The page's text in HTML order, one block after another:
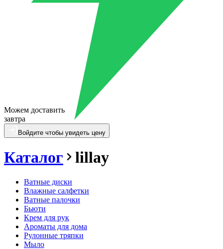
Можем доставить
завтра
Войдите чтобы увидеть цену
Каталог lillay
Ватные диски
Влажные салфетки
Ватные палочки
Бьюти
Крем для рук
Ароматы для дома
Рулонные тряпки
Мыло